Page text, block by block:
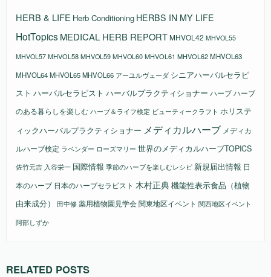
HERB & LIFE Herb Conditioning HERBS IN MY LIFE
HotTopics MEDICAL HERB REPORTMHVOL42 MHVOL55
MHVOL57 MHVOL58 MHVOL59 MHVOL60 MHVOL61 MHVOL62MHVOL63
MHVOL64MHVOL65MHVOL66 アーユルヴェーダ シニアハーバルセラピ
スト ハーバルセラピスト ハーバルプラクティショナー ハーブハーブ
のある暮らしを楽しむ ハーブ＆ライフ検定 ビューティークラフト ホリステ
ィックハーバルプラクティショナー メディカルハーブ メディカ
ルハーブ検定 ラベンダー ローズマリー 世界のメディカルハーブTOPICS
佐竹元吉 入谷栄一 国際情報 季節のハーブを楽しむレシピ 新規届出情報 日
本のハーブ 日本のハーブセラピスト 木村正典機能性表示食品（植物
由来成分）
田中修 薬用植物園見学会関東地区イベント 関西地区イベント
阿部しずか
RELATED POSTS